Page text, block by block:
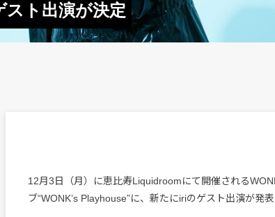
ト出演が決定
12月3日（月）に恵比寿Liquidroomにて開催される
ブ“WONK’s Playhouse”に、新たにiriのゲスト出演が発表